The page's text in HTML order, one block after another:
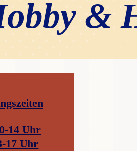
&
14 Uhr
17 Uhr